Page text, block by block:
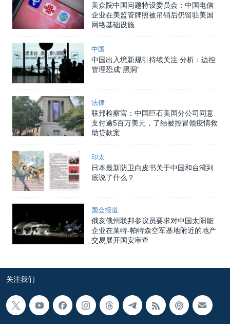
美众院中国问题特设委员会：中国电信
企业在美监管牌照被吊销后仍留驻美国
网络基础设施
中国
中国出入境新规引持续关注 分析：边控
管理恐成“黑洞”
法律
联邦检察官：中国巨石美国分公司同意
支付逾5百万美元，了结被控冒领疫情救
助贷款案
印太
日本最新防卫白皮书关于中国和台湾到
底说了什么？
国会报道
俄亥俄州联邦参议员要求对中国太阳能
企业在莱特-帕特森空军基地附近的地产
交易展开国安审查
关注我们